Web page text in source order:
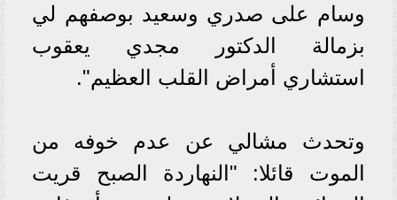
وسام على صدري وسعيد بوصفهم لي
بزمالة الدكتور مجدي يعقوب
استشاري أمراض القلب العظيم".
وتحدث مشالي عن عدم خوفه من
الموت قائلا: "النهاردة الصبح قريت